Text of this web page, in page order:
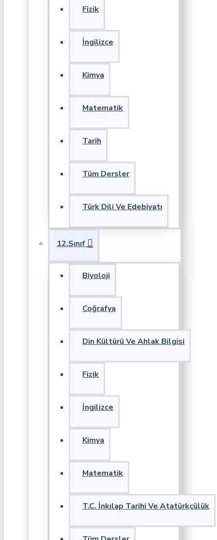
Fizik
İngilizce
Kimya
Matematik
Tarih
Tüm Dersler
Türk Dili Ve Edebiyatı
12.Sınıf
Biyoloji
Coğrafya
Din Kültürü Ve Ahlak Bilgisi
Fizik
İngilizce
Kimya
Matematik
T.C. İnkılap Tarihi Ve Atatürkçülük